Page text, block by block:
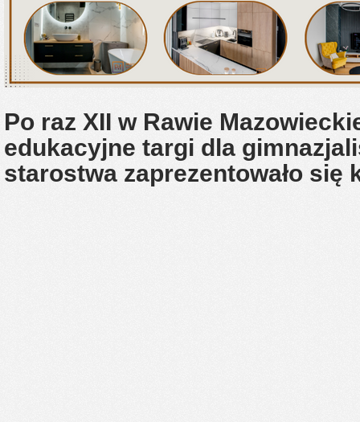
Po raz XII w Rawie
edukacyjne targi dla
starostwa zaprezentowało się